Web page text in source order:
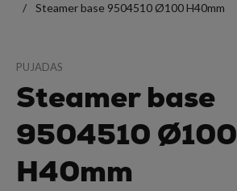
Steamer base 9504510 Ø100 H40mm
PUJADAS
Steamer base
9504510 Ø100
H40mm